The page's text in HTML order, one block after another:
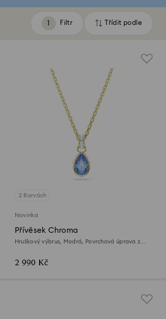
Filtr
Filtr Třídit podle
Třídit
2 Barvách
Novinka
Přívěsek Chroma
Hruškový výbrus, Modrá, Povrchová úprava z
2 990 Kč